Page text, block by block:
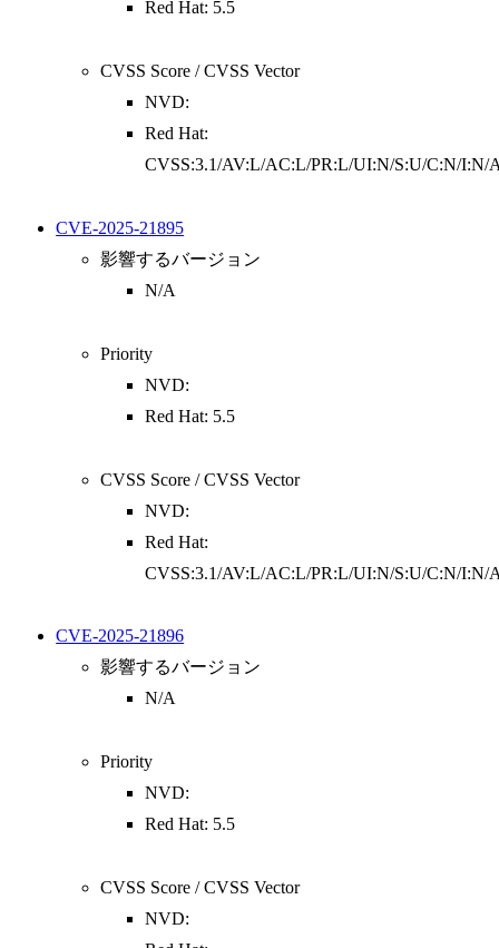
Red Hat: 5.5
CVSS Score / CVSS Vector
NVD:
Red Hat:
CVSS:3.1/AV:L/AC:L/PR:L/UI:N/S:U/C:N/I:N/
CVE-2025-21895
影響するバージョン
N/A
Priority
NVD:
Red Hat: 5.5
CVSS Score / CVSS Vector
NVD:
Red Hat:
CVSS:3.1/AV:L/AC:L/PR:L/UI:N/S:U/C:N/I:N/
CVE-2025-21896
影響するバージョン
N/A
Priority
NVD:
Red Hat: 5.5
CVSS Score / CVSS Vector
NVD: